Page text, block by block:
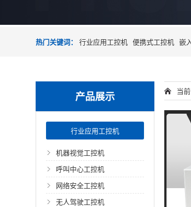
热门关键词： 行业应用工控机 便携式工控机 嵌
产品展示
行业应用工控机
机器视觉工控机
呼叫中心工控机
网络安全工控机
无人驾驶工控机
当